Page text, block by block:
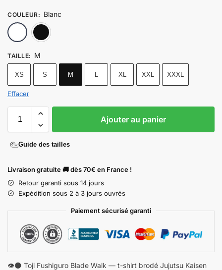
COULEUR: Blanc
TAILLE: M
XS S M L XL XXL XXXL
Effacer
Ajouter au panier
Guide des tailles
Livraison gratuite 🚚 dès 70€ en France !
Retour garanti sous 14 jours
Expédition sous 2 à 3 jours ouvrés
Paiement sécurisé garanti
👁️🌑 Toji Fushiguro Blade Walk — t-shirt brodé Jujutsu Kaisen